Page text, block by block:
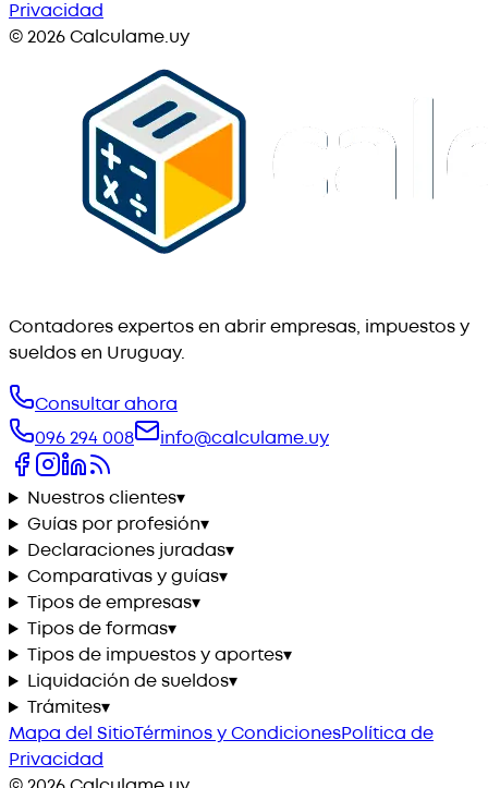
Privacidad
©2026Calculame.uy
Contadores expertos en abrir empresas, impuestos y
sueldos en Uruguay.
Consultar ahora
096 294 008
info@calculame.uy
Nuestros clientes▾
Guías por profesión▾
Declaraciones juradas▾
Comparativas y guías▾
Tipos de empresas▾
Tipos de formas▾
Tipos de impuestos y aportes▾
Liquidación de sueldos▾
Trámites▾
Mapa del SitioTérminos y CondicionesPolítica de
Privacidad